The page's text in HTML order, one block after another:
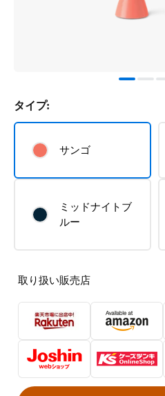
タイプ:
サンゴ
ミッドナイトブ
ルー
取り扱い販売店